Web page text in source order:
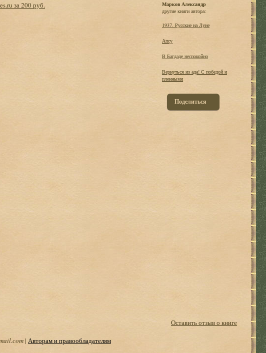
за 200 руб.
Марков Александр
другие книги автора:
1937. Русские на Луне
Апсу
В Багдаде неспокойно
Вернуться из ада! С победой и
пленными
Поделиться
Оставить отзыв о книге
| Авторам и правообладателям